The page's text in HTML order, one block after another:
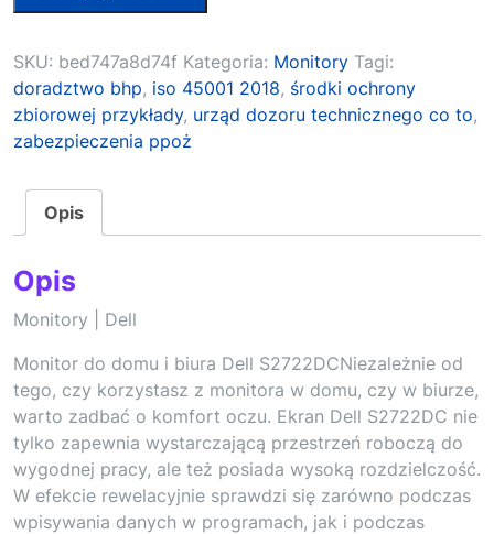
SKU: bed747a8d74f Kategoria: Monitory Tagi:
doradztwo bhp, iso 45001 2018, środki ochrony
zbiorowej przykłady, urząd dozoru technicznego co to,
zabezpieczenia ppoż
Opis
Opis
Monitory | Dell
Monitor do domu i biura Dell S2722DCNiezależnie od
tego, czy korzystasz z monitora w domu, czy w biurze,
warto zadbać o komfort oczu. Ekran Dell S2722DC nie
tylko zapewnia wystarczającą przestrzeń roboczą do
wygodnej pracy, ale też posiada wysoką rozdzielczość.
W efekcie rewelacyjnie sprawdzi się zarówno podczas
wpisywania danych w programach, jak i podczas